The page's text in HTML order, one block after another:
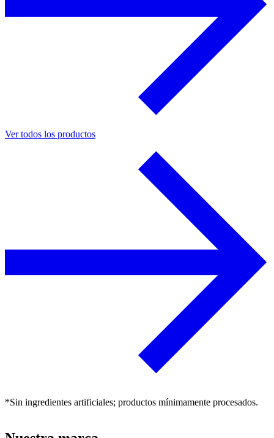
Ver todos los productos
*Sin ingredientes artificiales; productos mínimamente procesados.